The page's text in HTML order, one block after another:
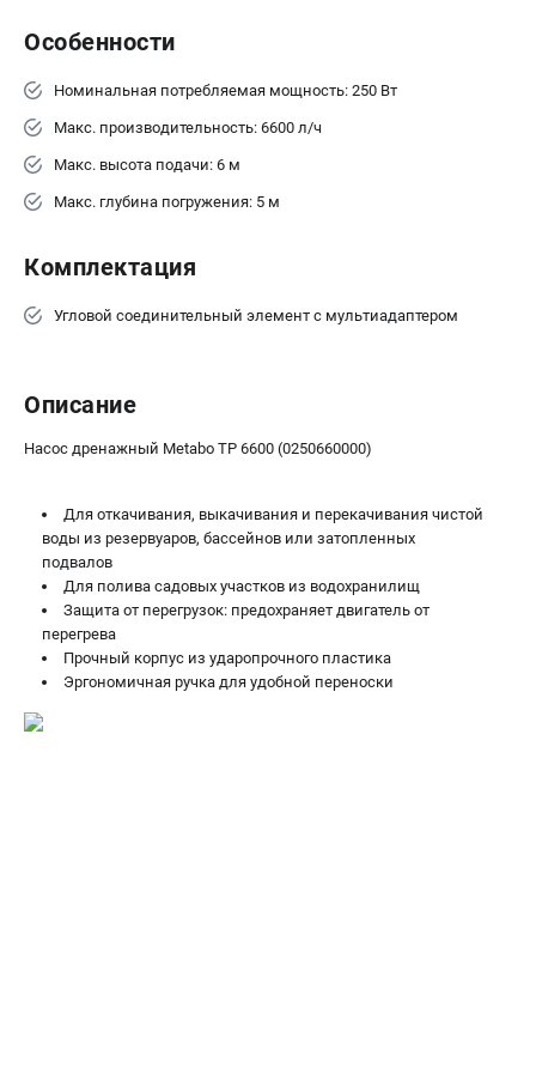
Наборы инструмента
РАСХОДНЫЕ МАТЕРИАЛЫ И АКСЕССУАРЫ
Аккумуляторы и зарядные устройства
Запчасти для изделий
ТЕЛЕФОН (ПОМОНА)
+7 (800) 550-70-46
Режим работы колл-центра:
пн-пт - с 9:00 до 18:00
ЗАКАЗ ЗАПЧАСТЕЙ
+7 (911) 360-06-14 | +7 (8112) 59-10-67
zakaz@metabo-market.ru
Особенности
Номинальная потребляемая мощность: 250 Вт
Макс. производительность: 6600 л/ч
Макс. высота подачи: 6 м
Макс. глубина погружения: 5 м
Комплектация
Угловой соединительный элемент с мультиадаптером
Описание
Насос дренажный Metabo TP 6600 (0250660000)
Для откачивания, выкачивания и перекачивания чистой
воды из резервуаров, бассейнов или затопленных
подвалов
Для полива садовых участков из водохранилищ
Защита от перегрузок: предохраняет двигатель от
перегрева
Прочный корпус из ударопрочного пластика
Эргономичная ручка для удобной переноски